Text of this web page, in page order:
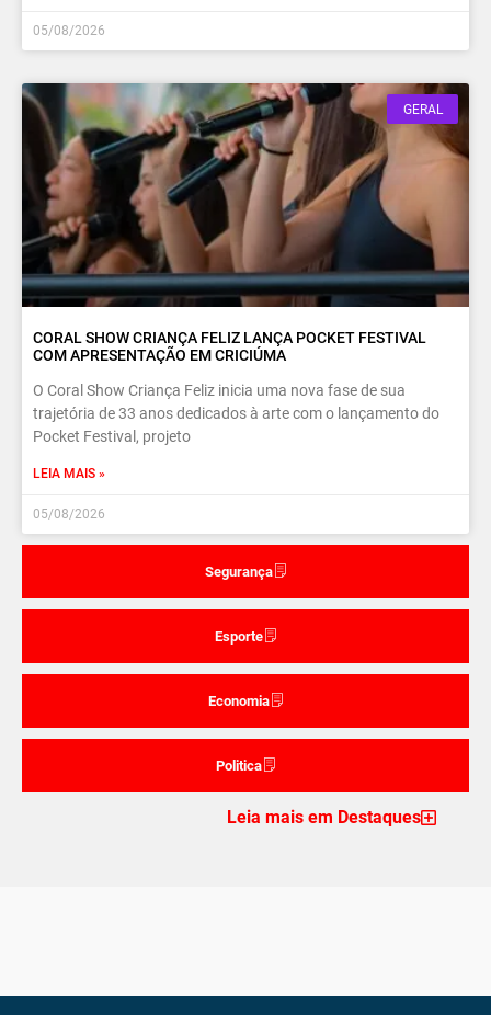
Segurança
Esporte
Economia
Politica
05/08/2026
GERAL
CORAL SHOW CRIANÇA FELIZ LANÇA POCKET FESTIVAL
COM APRESENTAÇÃO EM CRICIÚMA
O Coral Show Criança Feliz inicia uma nova fase de sua
trajetória de 33 anos dedicados à arte com o lançamento do
Pocket Festival, projeto
LEIA MAIS »
05/08/2026
Leia mais em Destaques